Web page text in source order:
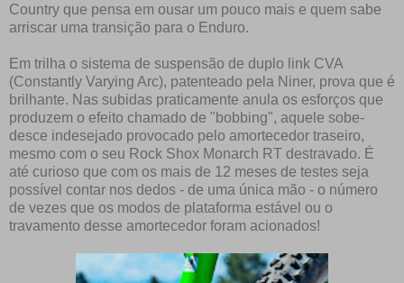
Country que pensa em ousar um pouco mais e quem sabe
arriscar uma transição para o Enduro.
Em trilha o sistema de suspensão de duplo link CVA
(Constantly Varying Arc), patenteado pela Niner, prova que é
brilhante. Nas subidas praticamente anula os esforços que
produzem o efeito chamado de "bobbing", aquele sobe-
desce indesejado provocado pelo amortecedor traseiro,
mesmo com o seu Rock Shox Monarch RT destravado. É
até curioso que com os mais de 12 meses de testes seja
possível contar nos dedos - de uma única mão - o número
de vezes que os modos de plataforma estável ou o
travamento desse amortecedor foram acionados!